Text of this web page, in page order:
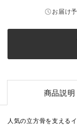
お届け
商品説明
人気の立方骨を支える